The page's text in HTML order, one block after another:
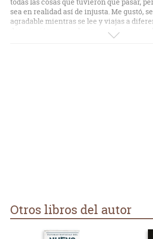
sea en realidad así de injusta. Me gustó,
agradable mientras se lee y viajas a
descripción es muy buena y así como
que transmite los sentimientos.
Otros libros del autor